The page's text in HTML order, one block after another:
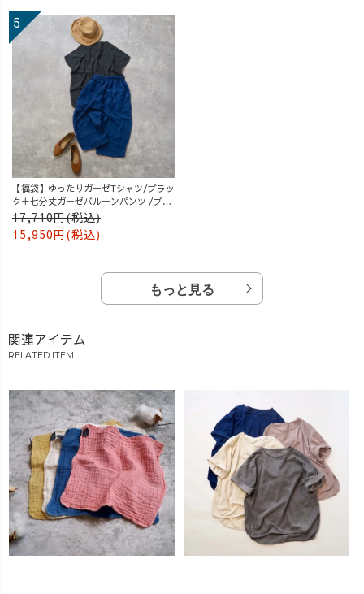
【福袋】ゆったりガーゼTシャツ/ブラッ
ク＋七分丈ガーゼバルーンパンツ /ブル
ー
17,710円(税込)
15,950円(税込)
もっと見る
関連アイテム
RELATED ITEM